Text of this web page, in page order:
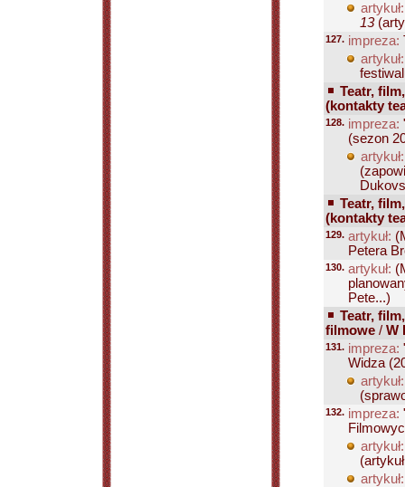
artykuł:
13
127. impreza:
artykuł:
Teatr,
(kontakty
128. impreza:
(sezon
artykuł:
Teatr,
(kontakty
129. artykuł:
Petera
130. artykuł:
Pete...)
Teatr,
filmowe / W
131. impreza:
Widza
artykuł:
132. impreza:
artykuł:
artykuł: